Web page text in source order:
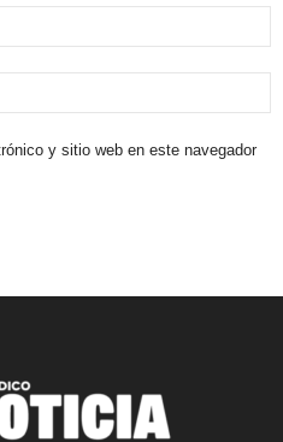
y sitio web en este navegador